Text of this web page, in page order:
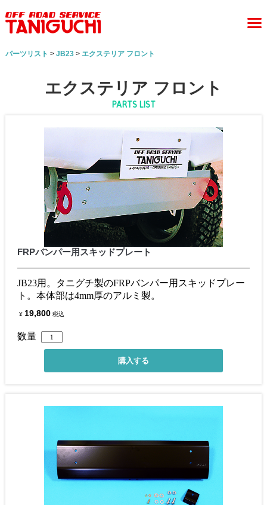
パーツリスト > JB23 > エクステリア フロント
エクステリア フロント
PARTS LIST
FRPバンパー用スキッドプレート
JB23用。タニグチ製のFRPバンパー用スキッドプレー
ト。本体部は4mm厚のアルミ製。
¥ 19,800 税込
数量